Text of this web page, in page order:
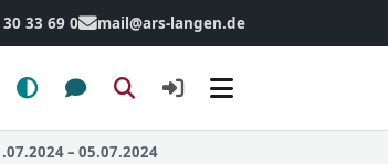
33 69 0 mail@ars-langen.de
Menü
– 05.07.2024